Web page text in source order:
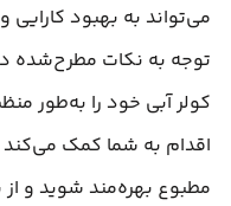
می‌تواند به بهبود
توجه به نکات مطرح‌شده
کولر آبی خود را به‌طور
اقدام به شما کمک می‌کند
مطبوع بهره‌مند شوید و